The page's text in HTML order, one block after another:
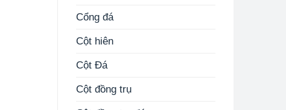
Cổng đá
Cột hiên
Cột Đá
Cột đồng trụ